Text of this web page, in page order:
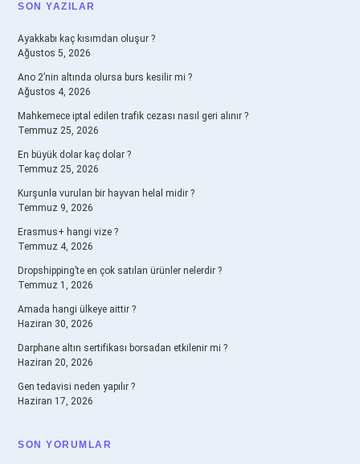
SIDEBAR
SON YAZILAR
Ayakkabı kaç kısımdan oluşur ?
Ağustos 5, 2026
Ano 2’nin altında olursa burs kesilir mi ?
Ağustos 4, 2026
Mahkemece iptal edilen trafik cezası nasıl geri alınır ?
Temmuz 25, 2026
En büyük dolar kaç dolar ?
Temmuz 25, 2026
Kurşunla vurulan bir hayvan helal midir ?
Temmuz 9, 2026
Erasmus+ hangi vize ?
Temmuz 4, 2026
Dropshipping’te en çok satılan ürünler nelerdir ?
Temmuz 1, 2026
Amada hangi ülkeye aittir ?
Haziran 30, 2026
Darphane altın sertifikası borsadan etkilenir mi ?
Haziran 20, 2026
Gen tedavisi neden yapılır ?
Haziran 17, 2026
SON YORUMLAR